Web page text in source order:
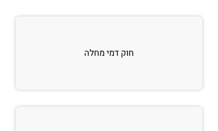
חוק דמי מחלה